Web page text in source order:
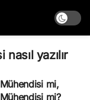
yazılır
mi,
mi?